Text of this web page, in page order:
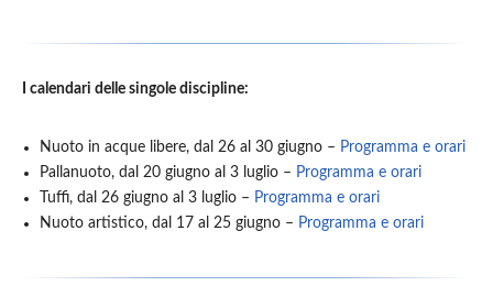
I calendari delle singole discipline:
Nuoto in acque libere, dal 26 al 30 giugno – Programma e orari
Pallanuoto, dal 20 giugno al 3 luglio – Programma e orari
Tuffi, dal 26 giugno al 3 luglio – Programma e orari
Nuoto artistico, dal 17 al 25 giugno – Programma e orari